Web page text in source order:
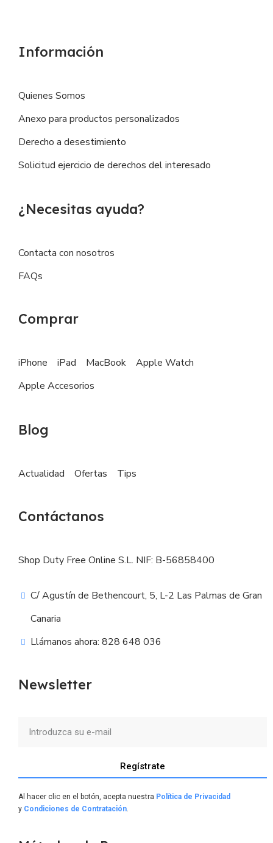
Información
Quienes Somos
Anexo para productos personalizados
Derecho a desestimiento
Solicitud ejercicio de derechos del interesado
¿Necesitas ayuda?
Contacta con nosotros
FAQs
Comprar
iPhone iPad MacBook
Apple Watch
Apple Accesorios
Blog
Actualidad Ofertas Tips
Contáctanos
Shop Duty Free Online S.L. NIF: B-56858400
C/ Agustín de Bethencourt, 5, L-2 Las Palmas de Gran
Canaria
Llámanos ahora: 828 648 036
Newsletter
Regístrate
Al hacer clic en el botón, acepta nuestra Política de Privacidad
y Condiciones de Contratación.